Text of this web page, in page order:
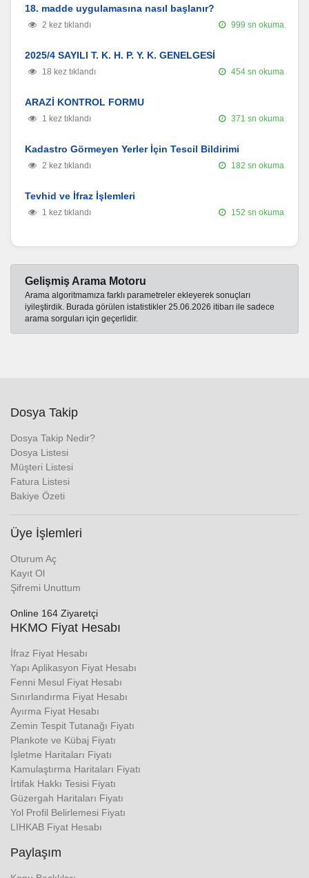
18. madde uygulamasına nasıl başlanır?
2 kez tıklandı 999 sn okuma
2025/4 SAYILI T. K. H. P. Y. K. GENELGESİ
18 kez tıklandı 454 sn okuma
ARAZİ KONTROL FORMU
1 kez tıklandı 371 sn okuma
Kadastro Görmeyen Yerler İçin Tescil Bildirimi
2 kez tıklandı 182 sn okuma
Tevhid ve İfraz İşlemleri
1 kez tıklandı 152 sn okuma
Gelişmiş Arama Motoru
Arama algoritmamıza farklı parametreler ekleyerek sonuçları
iyileştirdik. Burada görülen istatistikler 25.06.2026 itibarı ile sadece
arama sorguları için geçerlidir.
Dosya Takip
Dosya Takip Nedir?
Dosya Listesi
Müşteri Listesi
Fatura Listesi
Bakiye Özeti
Üye İşlemleri
Oturum Aç
Kayıt Ol
Şifremi Unuttum
Online 164 Ziyaretçi
HKMO Fiyat Hesabı
İfraz Fiyat Hesabı
Yapı Aplikasyon Fiyat Hesabı
Fenni Mesul Fiyat Hesabı
Sınırlandırma Fiyat Hesabı
Ayırma Fiyat Hesabı
Zemin Tespit Tutanağı Fiyatı
Plankote ve Kübaj Fiyatı
İşletme Haritaları Fiyatı
Kamulaştırma Haritaları Fiyatı
İrtifak Hakkı Tesisi Fiyatı
Güzergah Haritaları Fiyatı
Yol Profil Belirlemesi Fiyatı
LIHKAB Fiyat Hesabı
Paylaşım